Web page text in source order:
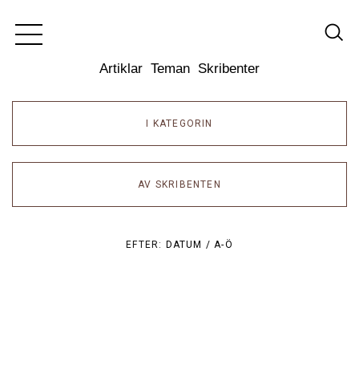
Artiklar Teman Skribenter
I KATEGORIN
AV SKRIBENTEN
EFTER: DATUM /A-Ö